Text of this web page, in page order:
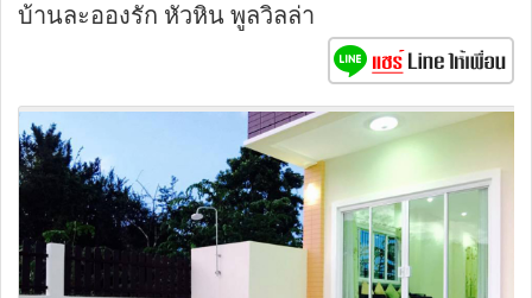
บ้านละอองรัก หัวหิน พูลวิลล่า